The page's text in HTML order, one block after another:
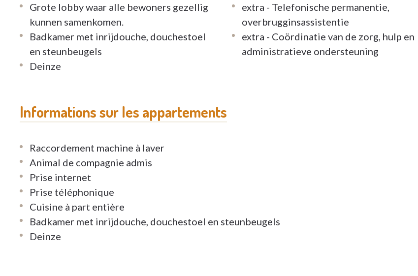
Grote lobby waar alle bewoners gezellig
kunnen samenkomen.
Badkamer met inrijdouche, douchestoel
en steunbeugels
Deinze
extra - Telefonische permanentie,
overbrugginsassistentie
extra - Coördinatie van de zorg, hulp en
administratieve ondersteuning
Informations sur les appartements
Raccordement machine à laver
Animal de compagnie admis
Prise internet
Prise téléphonique
Cuisine à part entière
Badkamer met inrijdouche, douchestoel en steunbeugels
Deinze